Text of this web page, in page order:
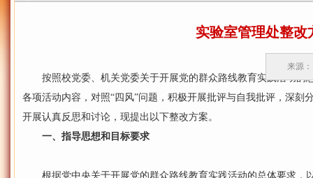
实验室管理处整改
来源
按照校党委、机关党委关于开展党的群众路线教育实践活动的
各项活动内容，对照“四风”问题，积极开展批评与自我批评，深刻
开展认真反思和讨论，现提出以下整改方案。
一、指导思想和目标要求
根据党中央关于开展党的群众路线教育实践活动的总体要求，